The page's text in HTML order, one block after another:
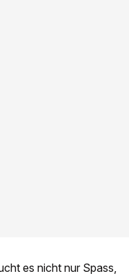
es nicht nur Spass,